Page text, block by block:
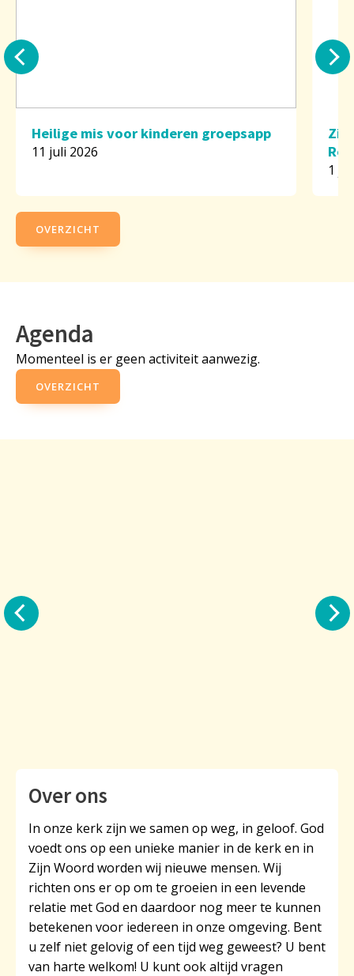
Heilige mis voor kinderen groepsapp
11 juli 2026
1
OVERZICHT
Agenda
Momenteel is er geen activiteit aanwezig.
OVERZICHT
Over ons
In onze kerk zijn we samen op weg, in geloof. God
voedt ons op een unieke manier in de kerk en in
Zijn Woord worden wij nieuwe mensen. Wij
richten ons er op om te groeien in een levende
relatie met God en daardoor nog meer te kunnen
betekenen voor iedereen in onze omgeving. Bent
u zelf niet gelovig of een tijd weg geweest? U bent
van harte welkom! U kunt ook altijd vragen